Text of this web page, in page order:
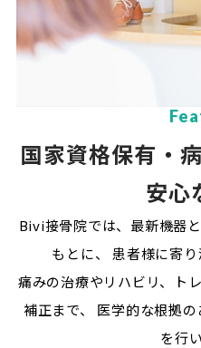
国家資格保有・
安心
Bivi接骨院では、最新機器
もとに、
患者様に寄り
痛みの治療やリハビリ、ト
補正まで、
医学的な根拠
を行